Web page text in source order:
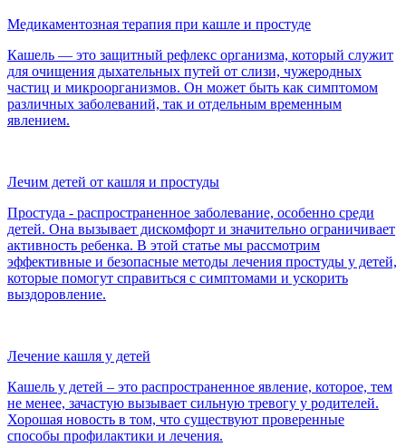
Медикаментозная терапия при кашле и простуде
Кашель — это защитный рефлекс организма, который служит
для очищения дыхательных путей от слизи, чужеродных
частиц и микроорганизмов. Он может быть как симптомом
различных заболеваний, так и отдельным временным
явлением.
Лечим детей от кашля и простуды
Простуда - распространенное заболевание, особенно среди
детей. Она вызывает дискомфорт и значительно ограничивает
активность ребенка. В этой статье мы рассмотрим
эффективные и безопасные методы лечения простуды у детей,
которые помогут справиться с симптомами и ускорить
выздоровление.
Лечение кашля у детей
Кашель у детей – это распространенное явление, которое, тем
не менее, зачастую вызывает сильную тревогу у родителей.
Хорошая новость в том, что существуют проверенные
способы профилактики и лечения.